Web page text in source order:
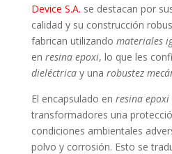
Device S.A. se destacan por
calidad y su construcción
fabrican utilizando materiales
en resina epoxi, lo que les
dieléctricay una robustez
El encapsulado en resina epoxi
transformadores una
condiciones ambientales
polvo y corrosión. Esto se